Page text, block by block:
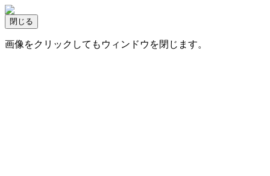
画像をクリックしてもウィンドウを閉じます。